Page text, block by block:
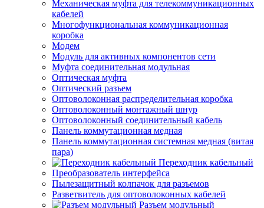
Механическая муфта для телекоммуникационных
кабелей
Многофункциональная коммуникационная
коробка
Модем
Модуль для активных компонентов сети
Муфта соединительная модульная
Оптическая муфта
Оптический разъем
Оптоволоконная распределительная коробка
Оптоволоконный монтажный шнур
Оптоволоконный соединительный кабель
Панель коммутационная медная
Панель коммутационная системная медная (витая
пара)
Переходник кабельный
Преобразователь интерфейса
Пылезащитный колпачок для разъемов
Разветвитель для оптоволоконных кабелей
Разъем модульный